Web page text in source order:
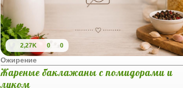
2,27K 0 0
Ожирение
Жареные баклажаны с помидорами и
луком